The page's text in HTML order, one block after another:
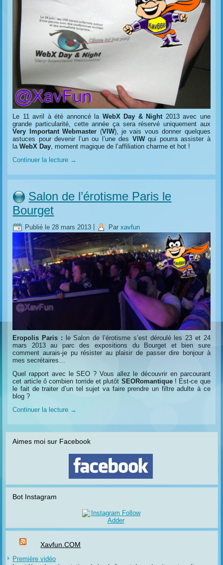
Le 11 avril à été annoncé la WebX Day & Night 2013 avec une
grande particularité, cette année ça sera réservé uniquement aux
Very Important Webmaster (VIW), je vais vous donner quelques
astuces pour devenir l’un ou l’une des VIWqui pourra assister à
laWebX Day , moment magique de l’affiliation charme et hot !
Continuer la lecture →
Salon de l’érotisme Paris le
Bourget
Publié le 28 mars 2013 Par xavfun
Eropolis Paris : le Salon de l’érotisme s’est déroulé les 23 et 24
mars 2013 au parc des expositions du Bourget et bien sure
comment aurais-je pu résister au plaisir de passer dire bonjour à
mes secrétaires…
Quel rapport avec le SEO ? Vous allez le découvrir en parcourant
cet article ô combien torride et plutôt SEORomantique! Est-ce que
le fait de traiter d’un tel sujet va faire prendre un filtre adulte à ce
blog ?
Continuer la lecture →
Aimes moi sur Facebook
Bot Instagram
Xavfun.COM
Première vidéo